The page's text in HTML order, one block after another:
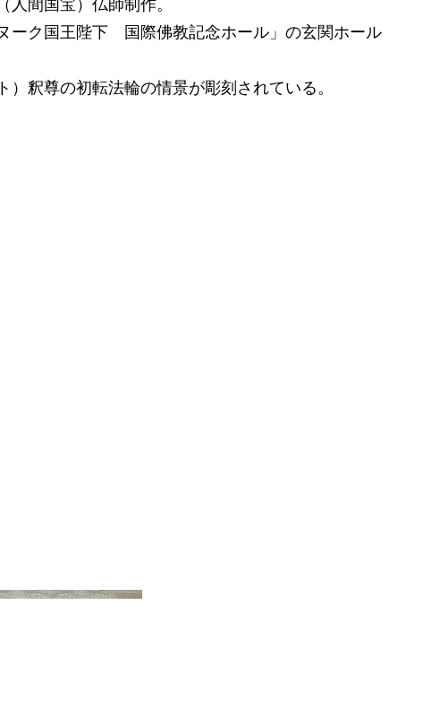
ーク国王陛下 国際佛教記念ホール」の玄関ホール
）釈尊の初転法輪の情景が彫刻されている。